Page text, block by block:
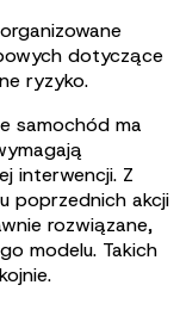
dotyczące
ryzyko.
samochód ma
interwencji. Z
poprzednich akcji
rozwiązane,
modelu. Takich